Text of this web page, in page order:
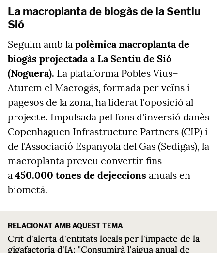
La macroplanta de biogàs de la Sentiu
Sió
Seguim amb la polèmica macroplanta de
biogàs projectada a La Sentiu de Sió
(Noguera). La plataforma Pobles Vius–
Aturem el Macrogàs, formada per veïns i
pagesos de la zona, ha liderat l'oposició al
projecte. Impulsada pel fons d'inversió danès
Copenhaguen Infrastructure Partners (CIP) i
de l'Associació Espanyola del Gas (Sedigas), la
macroplanta preveu convertir fins
a 450.000 tones de dejeccions anuals en
biometà.
RELACIONAT AMB AQUEST TEMA
Crit d'alerta d'entitats locals per l'impacte de la
gigafactoria d'IA: "Consumirà l'aigua anual de